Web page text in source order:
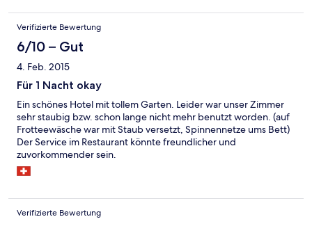
Umgebung. Auch das Frühstück ist in Ordnung.
Verifizierte Bewertung
6/10 – Gut
4. Feb. 2015
Für 1 Nacht okay
Ein schönes Hotel mit tollem Garten. Leider war unser Zimmer
sehr staubig bzw. schon lange nicht mehr benutzt worden. (auf
Frotteewäsche war mit Staub versetzt, Spinnennetze ums Bett)
Der Service im Restaurant könnte freundlicher und
zuvorkommender sein.
Verifizierte Bewertung